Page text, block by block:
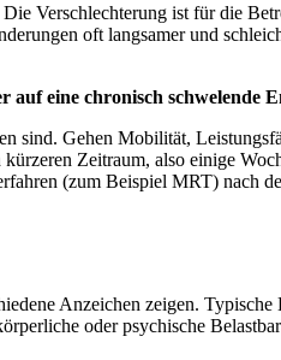
Verschlechterung ist für die
oft langsamer und
auf eine chronisch schwelende
sind. Gehen Mobilität,
Zeitraum, also einige
(zum Beispiel MRT) nach
Anzeichen zeigen.
oder psychische